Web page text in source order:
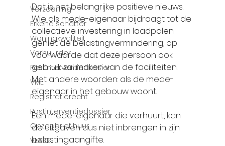
Verzoening
Erkend schatter
Woningkwaliteit
Verhuurder
Postinterventiedossier
VME
Registratierecht
Postinterventiedossier
Opzegbrief huur
VLABEL
Dat is het belangrijke positieve nieuws.
Wie als mede-eigenaar bijdraagt tot de
collectieve investering in laadpalen
geniet de belastingvermindering, op
voorwaarde dat deze persoon ook
gebruik zal maken van de faciliteiten.
Met andere woorden: als de mede-
eigenaar in het gebouw woont.
Een mede-eigenaar die verhuurt, kan
de uitgaven dus niet inbrengen in zijn
belastingaangifte.